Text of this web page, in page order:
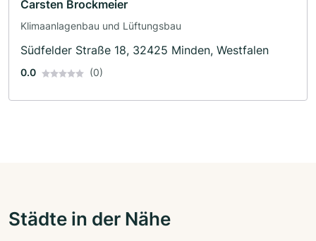
Carsten Brockmeier
Klimaanlagenbau und Lüftungsbau
Südfelder Straße 18, 32425 Minden, Westfalen
0.0 (0)
Städte in der Nähe